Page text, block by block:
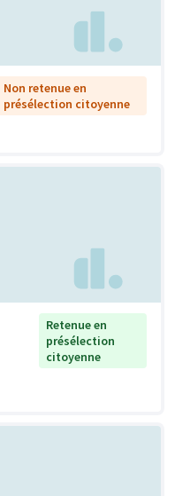
Non retenue en
présélection citoyenne
Retenue en
présélection
citoyenne